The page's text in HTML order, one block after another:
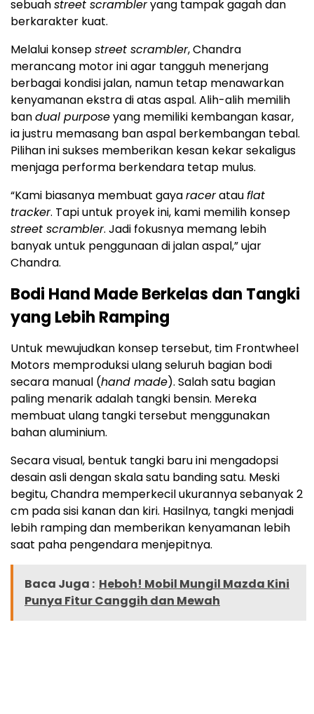
sebuahstreet scrambleryang tampak gagah dan
berkarakter kuat.
Melalui konsepstreet scrambler, Chandra
merancang motor ini agar tangguh menerjang
berbagai kondisi jalan, namun tetap menawarkan
kenyamanan ekstra di atas aspal. Alih-alih memilih
bandual purposeyang memiliki kembangan kasar,
ia justru memasang ban aspal berkembangan tebal.
Pilihan ini sukses memberikan kesan kekar sekaligus
menjaga performa berkendara tetap mulus.
“Kami biasanya membuat gayaraceratauflat
tracker. Tapi untuk proyek ini, kami memilih konsep
street scrambler. Jadi fokusnya memang lebih
banyak untuk penggunaan di jalan aspal,” ujar
Chandra.
Bodi Hand Made Berkelas dan Tangki
yang Lebih Ramping
Untuk mewujudkan konsep tersebut, tim Frontwheel
Motors memproduksi ulang seluruh bagian bodi
secara manual (hand made). Salah satu bagian
paling menarik adalah tangki bensin. Mereka
membuat ulang tangki tersebut menggunakan
bahan aluminium.
Secara visual, bentuk tangki baru ini mengadopsi
desain asli dengan skala satu banding satu. Meski
begitu, Chandra memperkecil ukurannya sebanyak 2
cm pada sisi kanan dan kiri. Hasilnya, tangki menjadi
lebih ramping dan memberikan kenyamanan lebih
saat paha pengendara menjepitnya.
Baca Juga : Heboh! Mobil Mungil Mazda Kini
Punya Fitur Canggih dan Mewah